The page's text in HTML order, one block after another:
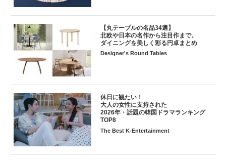
【丸テーブルの名品34選】
北欧や日本の名作から注目作まで。
ダイニングを美しく彩る円卓まとめ
Designer's Round Tables
休日に観たい！
大人の女性に支持された
2026年・話題の韓国ドラマランキング
TOP8
The Best K-Entertainment